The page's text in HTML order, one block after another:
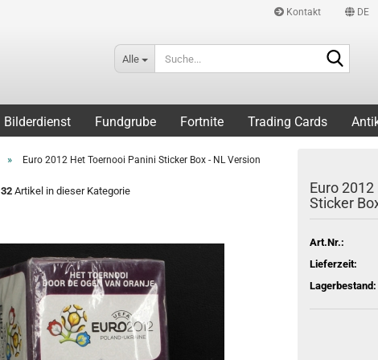
Kontakt DE
Alle
Bilderdienst Fundgrube Fortnite Trading Cards
» Euro 2012 Het Toernooi Panini Sticker Box - NL Version
32 Artikel in dieser Kategorie
Euro
Sticker
Art.Nr.:
Lieferzeit:
Lagerbestand: